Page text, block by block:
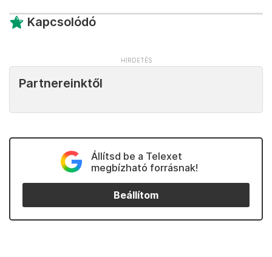
Kapcsolódó
Partnereinktől
Állítsd be a Telexet
megbízható forrásnak!
Beállítom